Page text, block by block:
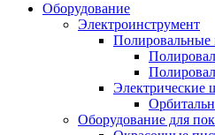
Оборудование
Электроинструмент
Оборудование для